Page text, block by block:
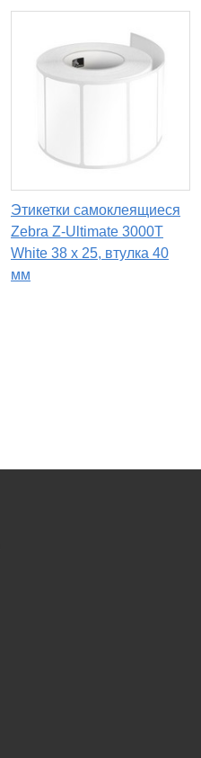
Этикетки самоклеящиеся
Zebra Z-Ultimate 3000T
White 38 x 25, втулка 40
мм